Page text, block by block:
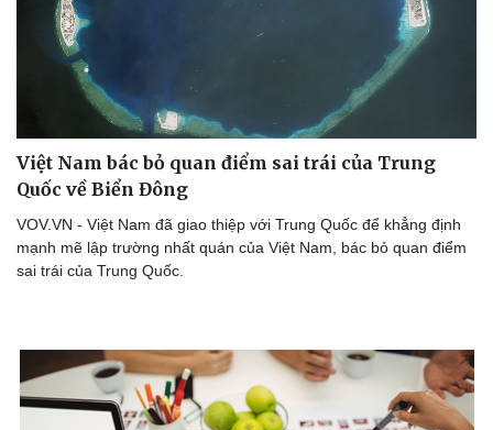
Việt Nam bác bỏ quan điểm sai trái của Trung
Quốc về Biển Đông
VOV.VN - Việt Nam đã giao thiệp với Trung Quốc để khẳng định
mạnh mẽ lập trường nhất quán của Việt Nam, bác bỏ quan điểm
sai trái của Trung Quốc.